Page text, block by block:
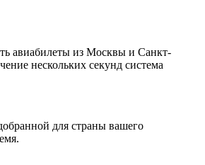
авиабилеты из Москвы и Санкт-
нескольких секунд система
для страны вашего